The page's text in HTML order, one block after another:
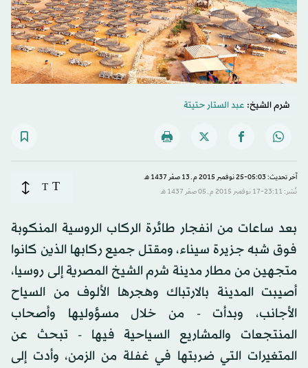
شرم الشيخ: عبد الستار حتيتة
آخر تحديث: 05:03-25 نوفمبر 2015 م ـ 13 صفَر 1437 هـ
نُشر: 23:11-17 نوفمبر 2015 م ـ 05 صفَر 1437 هـ
T
T
بعد ساعات من انفجار طائرة الركاب الروسية المنكوبة
فوق شبه جزيرة سيناء، ومقتل جميع ركابها الذين كانوا
متجهين من مطار مدينة شرم الشيخ المصرية إلى روسيا،
أصيبت المدينة بالارتباك وهجرها الألوف من السياح
الأجانب، وبدأت - من خلال مسؤوليها وأصحاب
المنتجعات والمشاريع السياحية فيها - تبحث عن
المتغيرات التي ضربتها في غفلة من الزمن، وأدت إلى